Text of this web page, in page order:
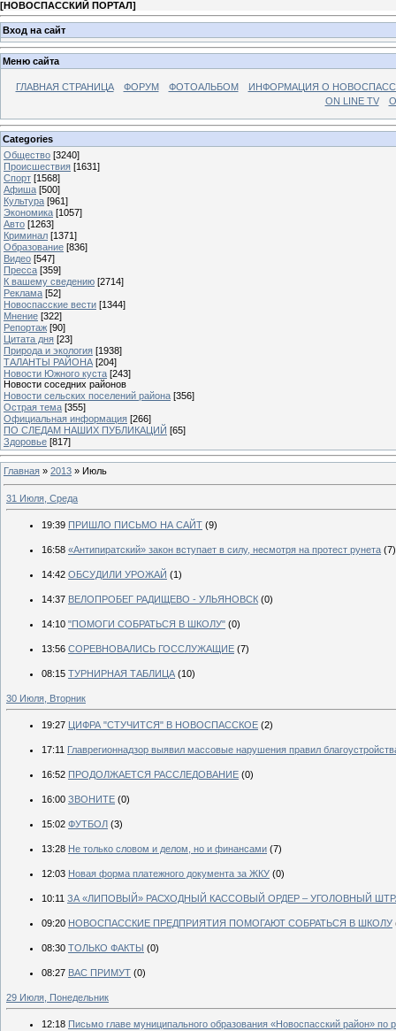
[НОВОСПАССКИЙ ПОРТАЛ]
Вход на сайт
Меню сайта
ГЛАВНАЯ СТРАНИЦА ФОРУМ ФОТОАЛЬБОМ
ИНФОРМАЦИЯ О
ON LINE TV
Categories
Общество [3240]
Происшествия [1631]
Спорт [1568]
Афиша [500]
Культура [961]
Экономика [1057]
Авто [1263]
Криминал [1371]
Образование [836]
Видео [547]
Пресса [359]
К вашему сведению [2714]
Реклама [52]
Новоспасские вести [1344]
Мнение [322]
Репортаж [90]
Цитата дня [23]
Природа и экология [1938]
ТАЛАНТЫ РАЙОНА [204]
Новости Южного куста [243]
Новости соседних районов
Новости сельских поселений района [356]
Острая тема [355]
Официальная информация [266]
ПО СЛЕДАМ НАШИХ ПУБЛИКАЦИЙ [65]
Здоровье [817]
Главная » 2013 » Июль
31 Июля, Среда
19:39 ПРИШЛО ПИСЬМО НА САЙТ (9)
16:58 «Антипиратский» закон вступает в силу, несмотря на протест рунета (7)
14:42 ОБСУДИЛИ УРОЖАЙ (1)
14:37 ВЕЛОПРОБЕГ РАДИЩЕВО - УЛЬЯНОВСК (0)
14:10 "ПОМОГИ СОБРАТЬСЯ В ШКОЛУ" (0)
13:56 СОРЕВНОВАЛИСЬ ГОССЛУЖАЩИЕ (7)
08:15 ТУРНИРНАЯ ТАБЛИЦА (10)
30 Июля, Вторник
19:27 ЦИФРА "СТУЧИТСЯ" В НОВОСПАССКОЕ (2)
17:11 Главрегионнадзор выявил массовые нарушения правил
16:52 ПРОДОЛЖАЕТСЯ РАССЛЕДОВАНИЕ (0)
16:00 ЗВОНИТЕ (0)
15:02 ФУТБОЛ (3)
13:28 Не только словом и делом, но и финансами (7)
12:03 Новая форма платежного документа за ЖКУ (0)
10:11 ЗА «ЛИПОВЫЙ» РАСХОДНЫЙ КАССОВЫЙ ОРДЕР – УГОЛОВНЫЙ
09:20 НОВОСПАССКИЕ ПРЕДПРИЯТИЯ ПОМОГАЮТ СОБРАТЬСЯ В ШКОЛУ
08:30 ТОЛЬКО ФАКТЫ (0)
08:27 ВАС ПРИМУТ (0)
29 Июля, Понедельник
12:18 Письмо главе муниципального образования «Новоспасский район» по